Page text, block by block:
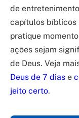
de
capítulos bíblicos
pratique
ações sejam
de Deus. Veja
Deus de 7 dias e
jeito certo.